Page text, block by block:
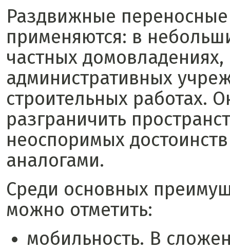
Раздвижные
применяются: в
частных
административных
строительных работах.
разграничить
неоспоримых
аналогами.
Среди основных
можно отметить:
мобильность. В